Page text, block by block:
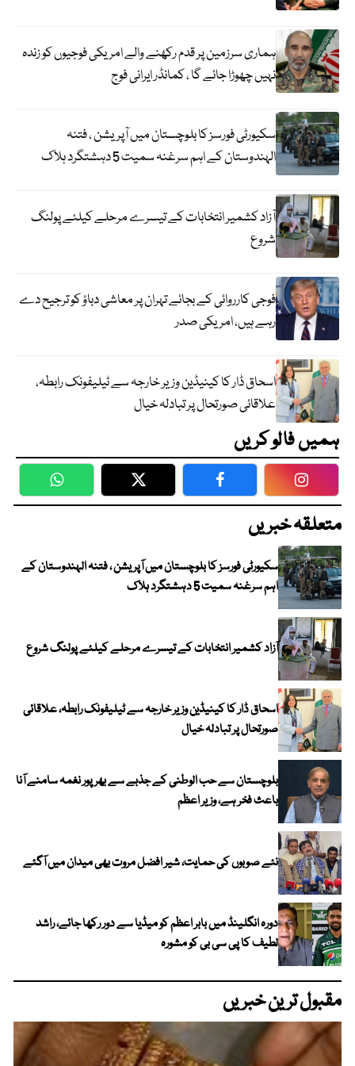
ہماری سرزمین پر قدم رکھنے والے امریکی فوجیوں کو زندہ
نہیں چھوڑا جائے گا ، کمانڈر ایرانی فوج
سکیورٹی فورسز کا بلوچستان میں آپریشن ، فتنہ
الہندوستان کے اہم سرغنہ سمیت 5 دہشتگرد ہلاک
آزاد کشمیر انتخابات کے تیسرے مرحلے کیلئے پولنگ
شروع
فوجی کارروائی کے بجائے تہران پر معاشی دباؤ کو ترجیح دے
رہے ہیں، امریکی صدر
اسحاق ڈار کا کینیڈین وزیر خارجہ سے ٹیلیفونک رابطہ،
علاقائی صورتحال پر تبادلہ خیال
ہمیں فالو کریں
WhatsApp Twitter Facebook
متعلقہ خبریں
سکیورٹی فورسز کا بلوچستان میں آپریشن ، فتنہ الہندوستان کے
اہم سرغنہ سمیت 5 دہشتگرد ہلاک
آزاد کشمیر انتخابات کے تیسرے مرحلے کیلئے پولنگ شروع
اسحاق ڈار کا کینیڈین وزیر خارجہ سے ٹیلیفونک رابطہ، علاقائی
صورتحال پر تبادلہ خیال
بلوچستان سے حب الوطنی کے جذبے سے بھرپور نغمہ سامنے آنا
باعث فخر ہے، وزیر اعظم
نئے صوبوں کی حمایت، شیر افضل مروت بھی میدان میں آگئے
دورہ انگلینڈ میں بابر اعظم کو میڈیا سے دور رکھا جائے، راشد
لطیف کا پی سی بی کو مشورہ
مقبول ترین خبریں